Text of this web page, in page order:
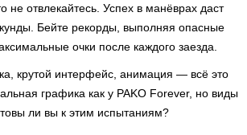
не отвлекайтесь. Успех в манёврах даст
Бейте рекорды, выполняя опасные
очки после каждого заезда.
крутой интерфейс, анимация — всё это
графика как у PAKO Forever, но виды
ли вы к этим испытаниям?